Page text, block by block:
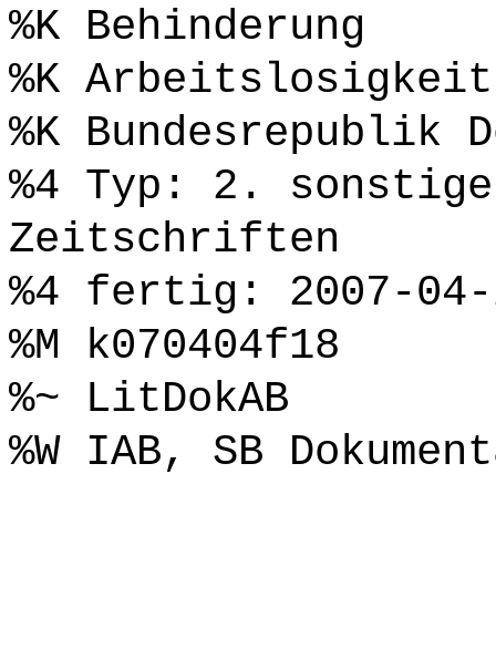
%K Behinderung
%K Arbeitslosigkeit
%K Bundesrepublik
%4 Typ: 2.
Zeitschriften
%4 fertig: 2007-04-
%M k070404f18
%~ LitDokAB
%W IAB, SB